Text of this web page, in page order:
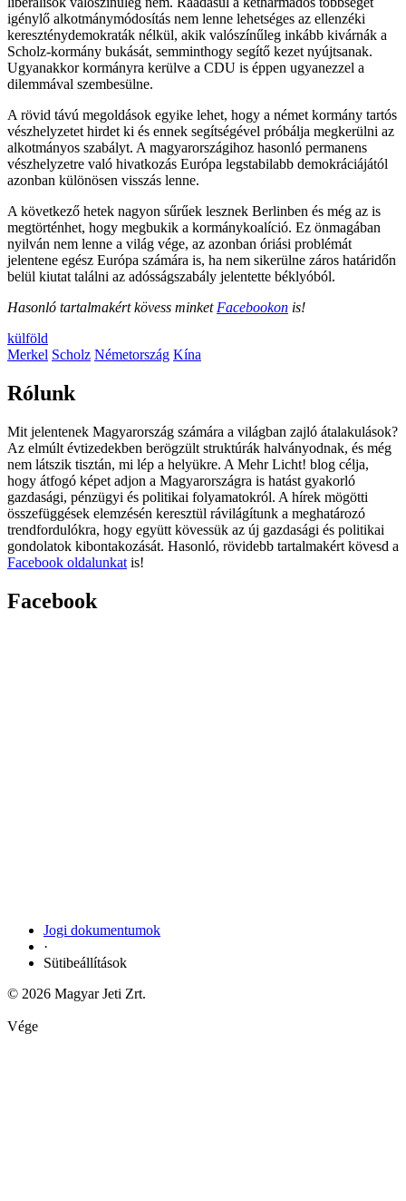
igénylő alkotmánymódosítás nem lenne lehetséges az ellenzéki
kereszténydemokraták nélkül, akik valószínűleg inkább kivárnák a
Scholz-kormány bukását, semminthogy segítő kezet nyújtsanak.
Ugyanakkor kormányra kerülve a CDU is éppen ugyanezzel a
dilemmával szembesülne.
A rövid távú megoldások egyike lehet, hogy a német kormány tartós
vészhelyzetet hirdet ki és ennek segítségével próbálja megkerülni az
alkotmányos szabályt. A magyarországihoz hasonló permanens
vészhelyzetre való hivatkozás Európa legstabilabb demokráciájától
azonban különösen visszás lenne.
A következő hetek nagyon sűrűek lesznek Berlinben és még az is
megtörténhet, hogy megbukik a kormánykoalíció. Ez önmagában
nyilván nem lenne a világ vége, az azonban óriási problémát
jelentene egész Európa számára is, ha nem sikerülne záros határidőn
belül kiutat találni az adósságszabály jelentette béklyóból.
Hasonló tartalmakért kövess minket Facebookon is!
külföld
Merkel Scholz Németország Kína
Rólunk
Mit jelentenek Magyarország számára a világban zajló átalakulások?
Az elmúlt évtizedekben berögzült struktúrák halványodnak, és még
nem látszik tisztán, mi lép a helyükre. A Mehr Licht! blog célja,
hogy átfogó képet adjon a Magyarországra is hatást gyakorló
gazdasági, pénzügyi és politikai folyamatokról. A hírek mögötti
összefüggések elemzésén keresztül rávilágítunk a meghatározó
trendfordulókra, hogy együtt kövessük az új gazdasági és politikai
gondolatok kibontakozását. Hasonló, rövidebb tartalmakért kövesd a
Facebook oldalunkat is!
Facebook
Jogi dokumentumok
·
Sütibeállítások
© 2026 Magyar Jeti Zrt.
Vége